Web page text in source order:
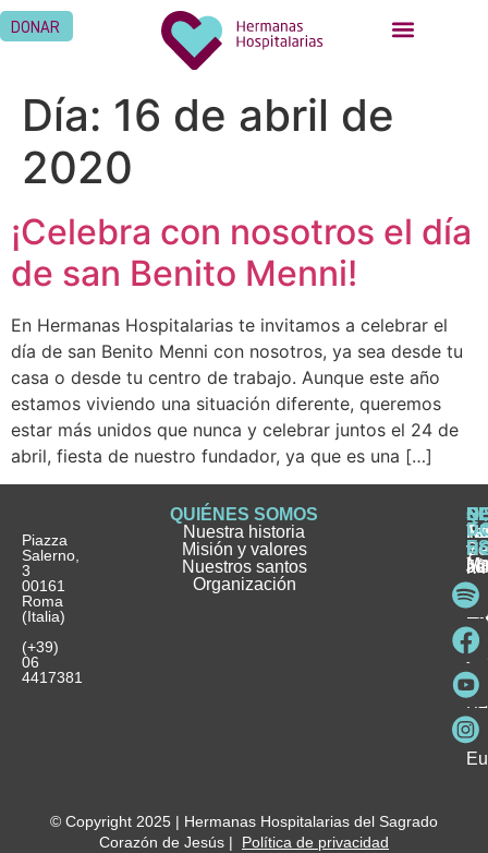
DONAR
Día: 16 de abril de
2020
¡Celebra con nosotros el día
de san Benito Menni!
En Hermanas Hospitalarias te invitamos a celebrar el
día de san Benito Menni con nosotros, ya sea desde tu
casa o desde tu centro de trabajo. Aunque este año
estamos viviendo una situación diferente, queremos
estar más unidos que nunca y celebrar juntos el 24 de
abril, fiesta de nuestro fundador, ya que es una […]
Piazza
Salerno,
3
00161
Roma
(Italia)
(+39)
06
4417381
QUIÉNES SOMOS
Nuestra historia
Misión y valores
Nuestros santos
Organización
e
y
y
© Copyright 2025 | Hermanas Hospitalarias del Sagrado
Corazón de Jesús | Política de privacidad